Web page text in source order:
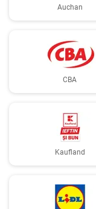
Auchan
CBA
Kaufland